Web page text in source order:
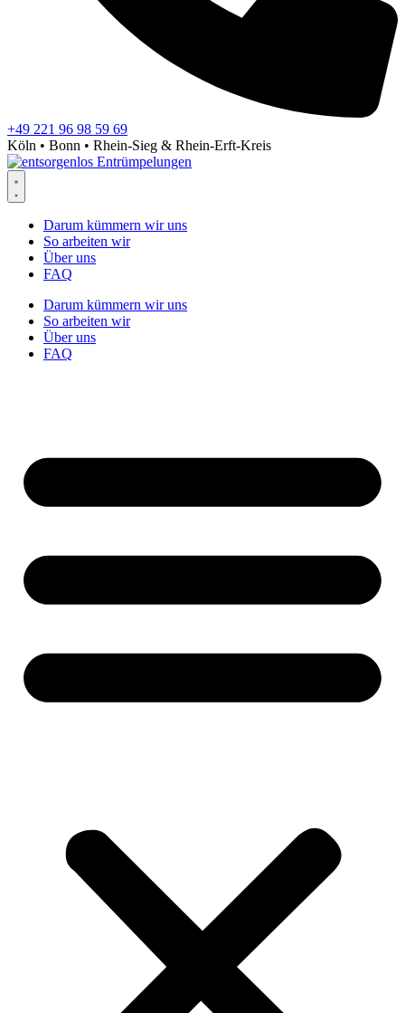
+49 221 96 98 59 69
Köln • Bonn • Rhein-Sieg & Rhein-Erft-Kreis
Darum kümmern wir uns
So arbeiten wir
Über uns
FAQ
Darum kümmern wir uns
So arbeiten wir
Über uns
FAQ